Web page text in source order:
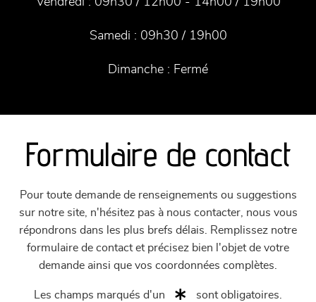
Samedi : 09h30 / 19h00
Dimanche : Fermé
Formulaire de contact
Pour toute demande de renseignements ou suggestions
sur notre site, n'hésitez pas à nous contacter, nous vous
répondrons dans les plus brefs délais. Remplissez notre
formulaire de contact et précisez bien l'objet de votre
demande ainsi que vos coordonnées complètes.
Les champs marqués d'un sont obligatoires.